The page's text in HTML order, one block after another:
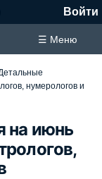
Войти
☰ Меню
нумерологов и
на июнь